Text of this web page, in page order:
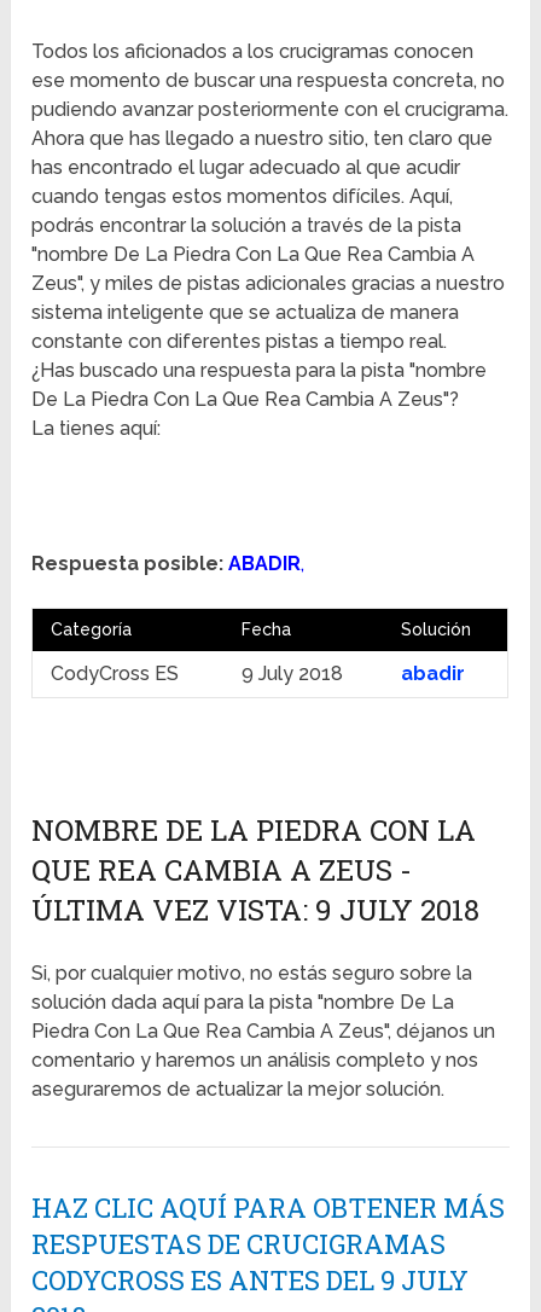
Todos los aficionados a los crucigramas conocen
ese momento de buscar una respuesta concreta, no
pudiendo avanzar posteriormente con el crucigrama.
Ahora que has llegado a nuestro sitio, ten claro que
has encontrado el lugar adecuado al que acudir
cuando tengas estos momentos difíciles. Aquí,
podrás encontrar la solución a través de la pista
"nombre De La Piedra Con La Que Rea Cambia A
Zeus", y miles de pistas adicionales gracias a nuestro
sistema inteligente que se actualiza de manera
constante con diferentes pistas a tiempo real.
¿Has buscado una respuesta para la pista "nombre
De La Piedra Con La Que Rea Cambia A Zeus"?
La tienes aquí:
Respuesta posible: ABADIR,
Categoría Fecha Solución
CodyCross ES 9 July 2018 abadir
NOMBRE DE LA PIEDRA CON LA
QUE REA CAMBIA A ZEUS -
ÚLTIMA VEZ VISTA: 9 JULY 2018
Si, por cualquier motivo, no estás seguro sobre la
solución dada aquí para la pista "nombre De La
Piedra Con La Que Rea Cambia A Zeus", déjanos un
comentario y haremos un análisis completo y nos
aseguraremos de actualizar la mejor solución.
HAZ CLIC AQUÍ PARA OBTENER MÁS
RESPUESTAS DE CRUCIGRAMAS
CODYCROSS ES ANTES DEL 9 JULY